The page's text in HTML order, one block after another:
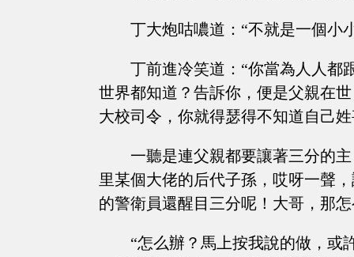
丁大炮咕噥道：“不就是一個小
丁前進冷笑道：“你當為人人都
世界都知道？告訴你，便是父親在
大校司令，你就得瑟得不知道自己
一聽是連父親都要讓著三分的
里某個大佬的后代子孫，哎呀一聲
的警衛員還醒目三分呢！大哥，那
“怎么辦？馬上按我說的做，或